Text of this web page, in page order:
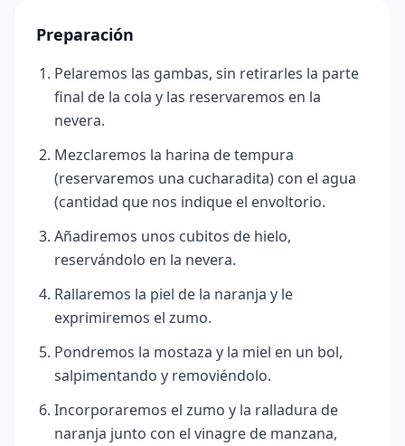
Preparación
Pelaremos las gambas, sin retirarles la parte
final de la cola y las reservaremos en la
nevera.
Mezclaremos la harina de tempura
(reservaremos una cucharadita) con el agua
(cantidad que nos indique el envoltorio.
Añadiremos unos cubitos de hielo,
reservándolo en la nevera.
Rallaremos la piel de la naranja y le
exprimiremos el zumo.
Pondremos la mostaza y la miel en un bol,
salpimentando y removiéndolo.
Incorporaremos el zumo y la ralladura de
naranja junto con el vinagre de manzana,